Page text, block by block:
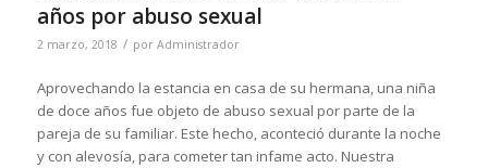
años por abuso sexual
2 marzo, 2018 / por Administrador
Aprovechando la estancia en casa de su hermana, una niña
de doce años fue objeto de abuso sexual por parte de la
pareja de su familiar. Este hecho, aconteció durante la noche
y con alevosía, para cometer tan infame acto. Nuestra